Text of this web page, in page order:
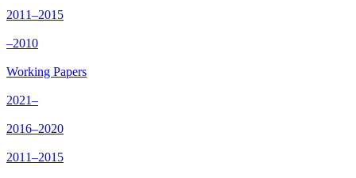
2011–2015
–2010
Working Papers
2021–
2016–2020
2011–2015